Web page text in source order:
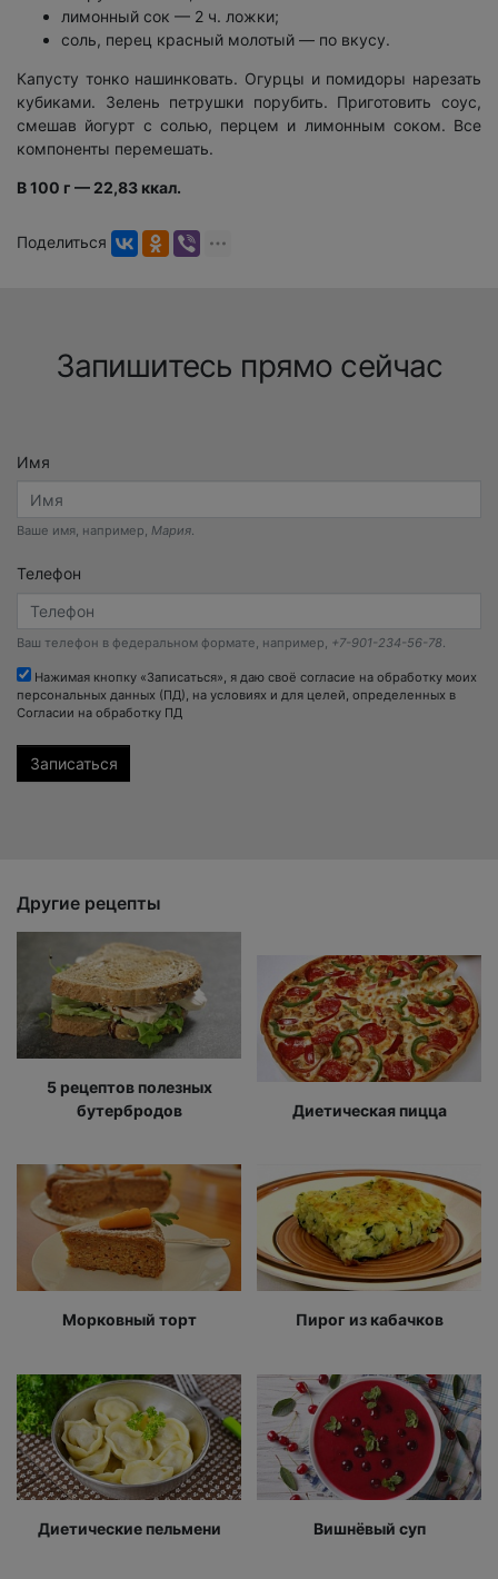
лимонный сок — 2 ч. ложки;
соль, перец красный молотый — по вкусу.
Капусту тонко нашинковать. Огурцы и помидоры нарезать
кубиками. Зелень петрушки порубить. Приготовить соус,
смешав йогурт с солью, перцем и лимонным соком. Все
компоненты перемешать.
В 100 г — 22,83 ккал.
Поделиться
Запишитесь прямо сейчас
Имя
Ваше имя, например, Мария.
Телефон
Ваш телефон в федеральном формате, например, +7-901-234-56-78
Нажимая кнопку «Записаться», я даю своё согласие на обработку моих
персональных данных (ПД), на условиях и для целей, определенных в
Согласии на обработку ПД
Другие рецепты
5 рецептов полезных
бутербродов
Морковный торт
Диетические пельмени
Диетическая пицца
Пирог из кабачков
Вишнёвый суп